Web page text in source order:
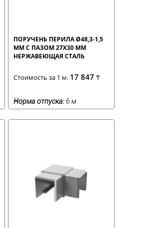
ПОРУЧЕНЬ ПЕРИЛА Ø48,3-1,5
ММ С ПАЗОМ 27X30 ММ
НЕРЖАВЕЮЩАЯ СТАЛЬ
Стоимость за 1 м. 17 847₸
Норма отпуска: 6 м